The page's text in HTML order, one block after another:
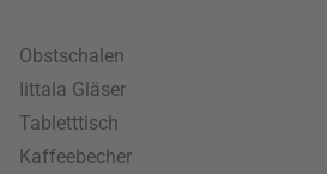
Obstschalen
Iittala Gläser
Tabletttisch
Kaffeebecher